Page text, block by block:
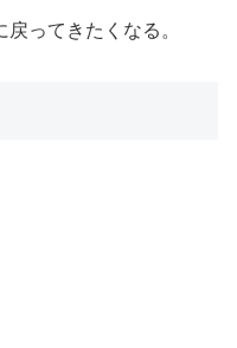
ってきたくなる。